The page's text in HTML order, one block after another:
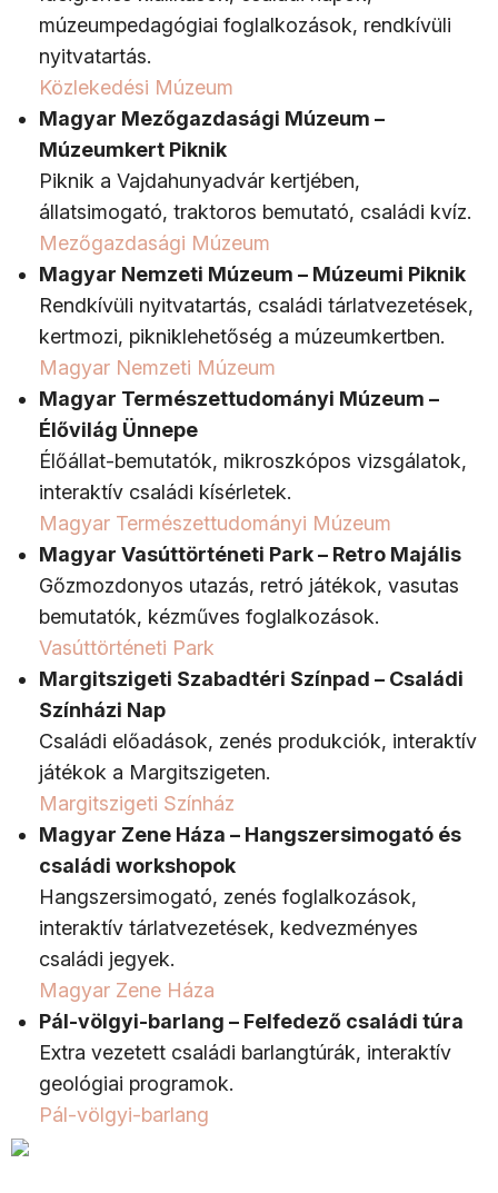
múzeumpedagógiai foglalkozások, rendkívüli
nyitvatartás.
Közlekedési Múzeum
Magyar Mezőgazdasági Múzeum –
Múzeumkert Piknik
Piknik a Vajdahunyadvár kertjében,
állatsimogató, traktoros bemutató, családi kvíz.
Mezőgazdasági Múzeum
Magyar Nemzeti Múzeum – Múzeumi Piknik
Rendkívüli nyitvatartás, családi tárlatvezetések,
kertmozi, pikniklehetőség a múzeumkertben.
Magyar Nemzeti Múzeum
Magyar Természettudományi Múzeum –
Élővilág Ünnepe
Élőállat-bemutatók, mikroszkópos vizsgálatok,
interaktív családi kísérletek.
Magyar Természettudományi Múzeum
Magyar Vasúttörténeti Park – Retro Majális
Gőzmozdonyos utazás, retró játékok, vasutas
bemutatók, kézműves foglalkozások.
Vasúttörténeti Park
Margitszigeti Szabadtéri Színpad – Családi
Színházi Nap
Családi előadások, zenés produkciók, interaktív
játékok a Margitszigeten.
Margitszigeti Színház
Magyar Zene Háza – Hangszersimogató és
családi workshopok
Hangszersimogató, zenés foglalkozások,
interaktív tárlatvezetések, kedvezményes
családi jegyek.
Magyar Zene Háza
Pál-völgyi-barlang – Felfedező családi túra
Extra vezetett családi barlangtúrák, interaktív
geológiai programok.
Pál-völgyi-barlang